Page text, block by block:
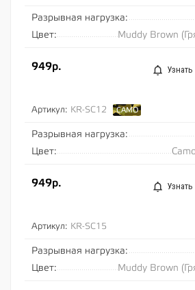
Разрывная нагрузка:
Цвет:
Muddy Brown
949р.
Артикул: KR-SC12 CAMO
Разрывная нагрузка:
Цвет:
949р.
Артикул: KR-SC15
Разрывная нагрузка:
Цвет:
Muddy Brown